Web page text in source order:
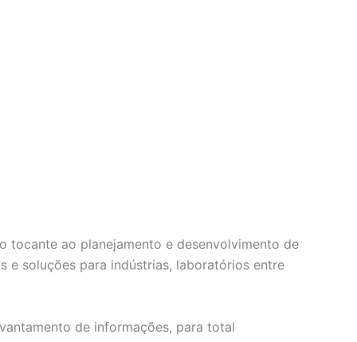
tocante ao planejamento e desenvolvimento de
e soluções para indústrias, laboratórios entre
de informações, para total